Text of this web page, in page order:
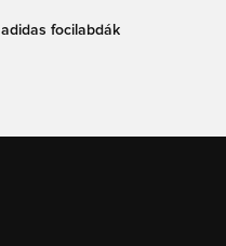
adidas focilabdák